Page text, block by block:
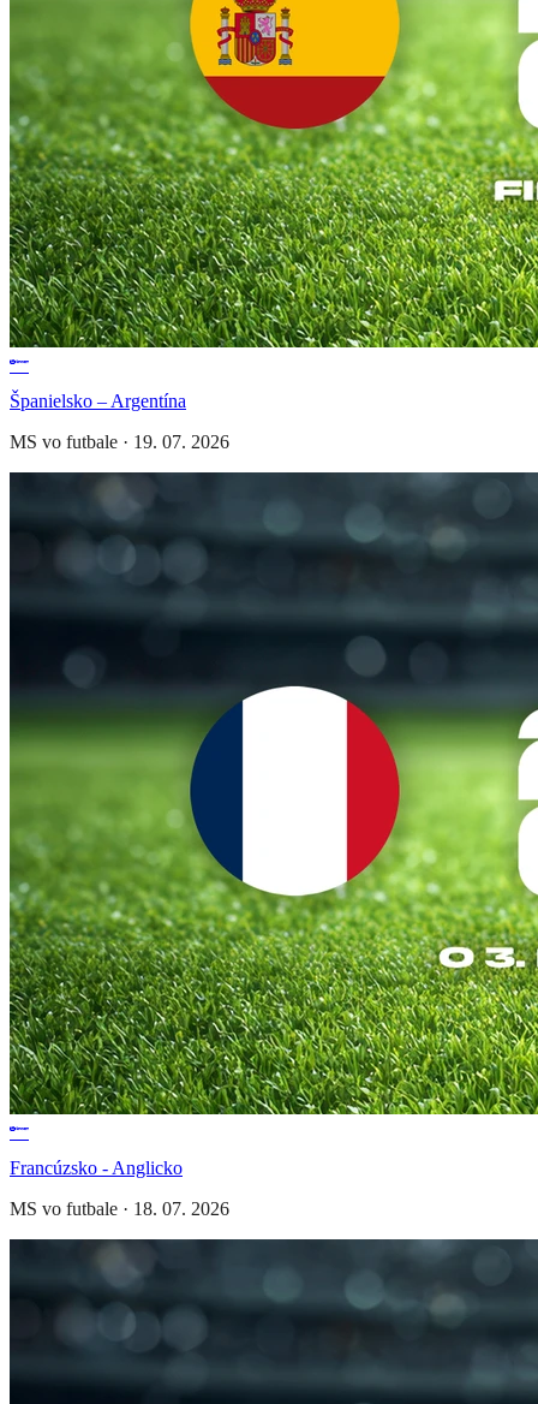
Španielsko – Argentína
MS vo futbale · 19. 07. 2026
Francúzsko - Anglicko
MS vo futbale · 18. 07. 2026